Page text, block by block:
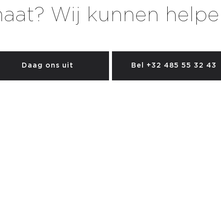
Wij kunnen
Daag ons uit Bel +32 485 55 32 43